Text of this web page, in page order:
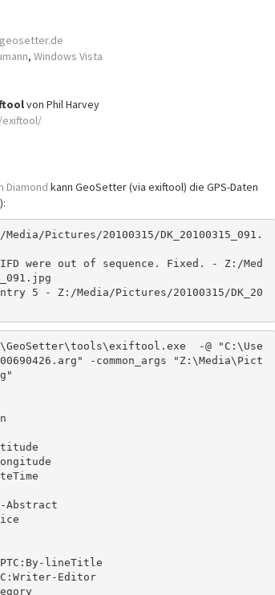
, Windows Vista
von Phil Harvey
exiftool/
Diamond kann GeoSetter (via exiftool) die GPS-Daten
Pictures/20100315/DK_20100315_091.
were out of sequence. Fixed. - Z:/Med
5 - Z:/Media/Pictures/20100315/DK_20
-@ "C:\Use
-common_args "Z:\Media\Pict
Abstract
lineTitle
Editor